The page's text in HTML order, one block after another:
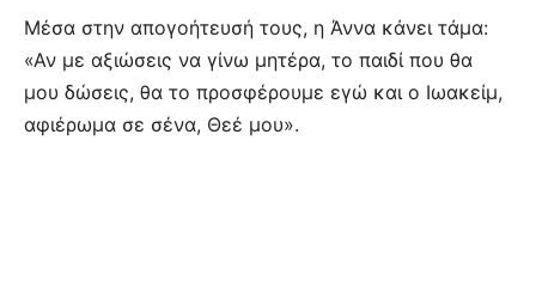
Μέσα στην απογοήτευσή τους, η Άννα κάνει τάμα:
«Αν με αξιώσεις να γίνω μητέρα, το παιδί που θα
μου δώσεις, θα το προσφέρουμε εγώ και ο Ιωακείμ,
αφιέρωμα σε σένα, Θεέ μου».